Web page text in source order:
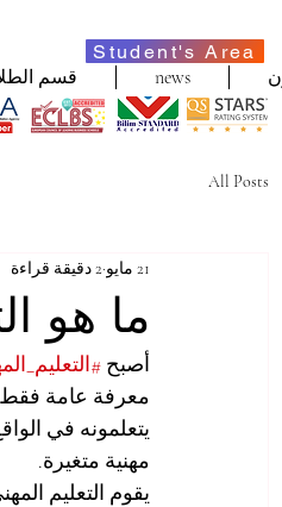
Student's Area
قسم news
All Posts
ما هو
21 مايو 2 دقيقة قراءة
أصبح
معرفة عامة
يتعلمونه في
مهنية متغيرة.
يقوم التعليم